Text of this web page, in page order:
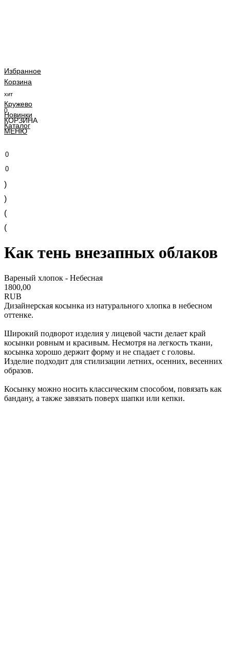
Избранное
Корзина
хит
Кружево
Новинки
Каталог
0
0
)
)
(
(
0
КОРЗИНА
МЕНЮ
Как тень внезапных облаков
Вареный хлопок - Небесная
1800,00
RUB
Дизайнерская косынка из натурального хлопка в небесном
оттенке.
Широкий подворот изделия у лицевой части делает край
косынки ровным и красивым. Несмотря на легкость ткани,
косынка хорошо держит форму и не спадает с головы.
Изделие подходит для стилизации летних, осенних, весенних
образов.
Косынку можно носить классическим способом, повязать как
бандану, а также завязать поверх шапки или кепки.